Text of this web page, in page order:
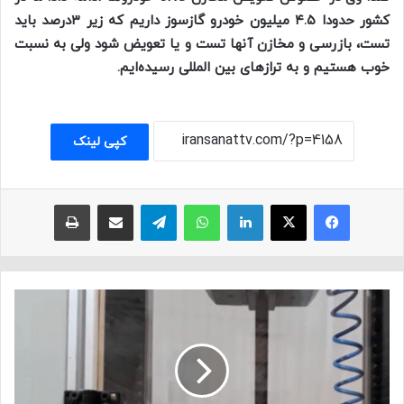
کشور حدودا ۴.۵ میلیون خودرو گازسوز داریم که زیر ۳درصد باید
تست، بازرسی و مخازن آنها تست و یا تعویض شود ولی به نسبت
خوب هستیم و به تراز‌های بین المللی رسیده‌ایم.
کپی لینک
فیسبوک ایکس لینکداین واتس آپ تلگرام